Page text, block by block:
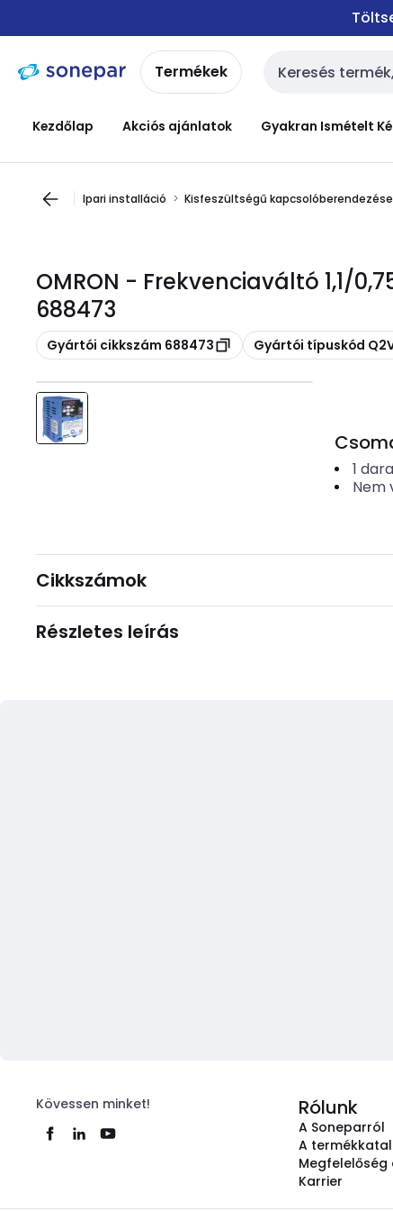
navigációhoztartalomra
Termékek Keresési bemenet
Kezdőlap Akciós ajánlatok Gyakran Ismételt
Ipari installáció Kisfeszültségű
OMRON - Frekvenciaváltó 1,1/
688473
Másolás
Gyártói cikkszám 688473 Másolás
Gyártói típuskód
1
Nem
Cikkszámok
Részletes leírás
Kövessen minket! Rólunk
A Soneparról
A
Megfelelőség
Karrier